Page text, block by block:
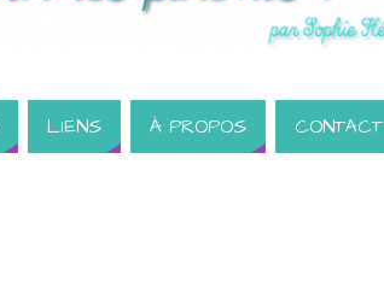
LIENS À PROPOS CONTACT